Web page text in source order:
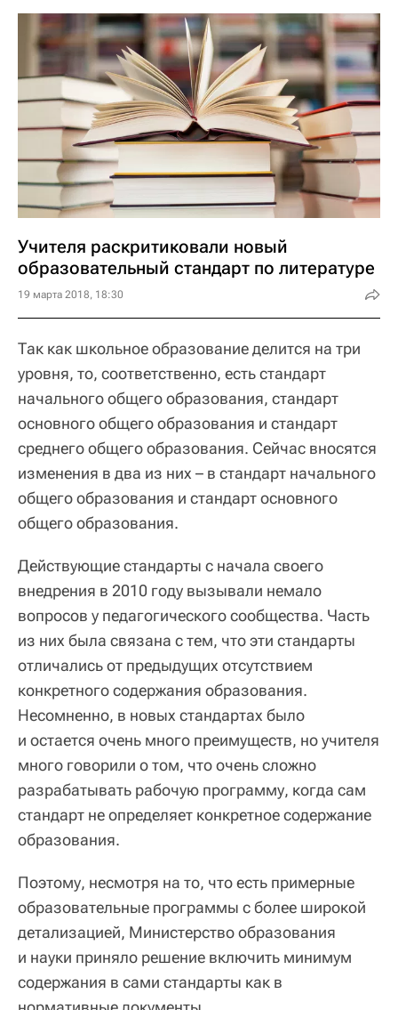
Учителя раскритиковали новый
образовательный стандарт по литературе
19 марта 2018, 18:30
Так как школьное образование делится на три
уровня, то, соответственно, есть стандарт
начального общего образования, стандарт
основного общего образования и стандарт
среднего общего образования. Сейчас вносятся
изменения в два из них – в стандарт начального
общего образования и стандарт основного
общего образования.
Действующие стандарты с начала своего
внедрения в 2010 году вызывали немало
вопросов у педагогического сообщества. Часть
из них была связана с тем, что эти стандарты
отличались от предыдущих отсутствием
конкретного содержания образования.
Несомненно, в новых стандартах было
и остается очень много преимуществ, но учителя
много говорили о том, что очень сложно
разрабатывать рабочую программу, когда сам
стандарт не определяет конкретное содержание
образования.
Поэтому, несмотря на то, что есть примерные
образовательные программы с более широкой
детализацией, Министерство образования
и науки приняло решение включить минимум
содержания в сами стандарты как в